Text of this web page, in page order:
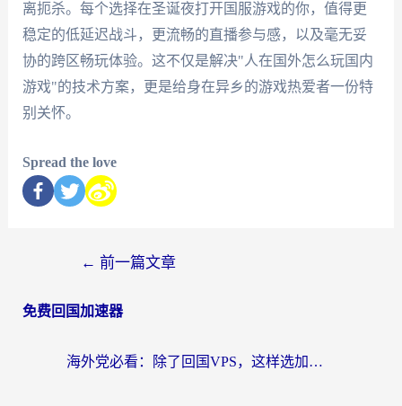
离扼杀。每个选择在圣诞夜打开国服游戏的你，值得更
稳定的低延迟战斗，更流畅的直播参与感，以及毫无妥
协的跨区畅玩体验。这不仅是解决"人在国外怎么玩国内
游戏"的技术方案，更是给身在异乡的游戏热爱者一份特
别关怀。
Spread the love
← 前一篇文章
免费回国加速器
海外党必看：除了回国VPS，这样选加速器也能无缝刷国内资源？